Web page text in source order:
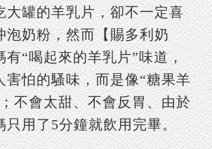
大罐的羊乳片，卻不一定喜
泡奶粉，然而【賜多利奶
有“喝起來的羊乳片”味道，
害怕的騷味，而是像“糖果羊
不會太甜、不會反胃、由於
只用了5分鐘就飲用完畢。